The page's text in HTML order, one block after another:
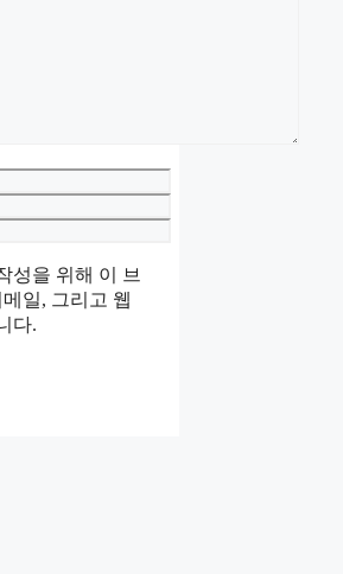
성을 위해 이 브
일, 그리고 웹
다.